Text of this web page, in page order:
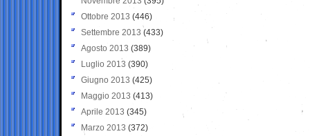
Ottobre 2013 (446)
Settembre 2013 (433)
Agosto 2013 (389)
Luglio 2013 (390)
Giugno 2013 (425)
Maggio 2013 (413)
Aprile 2013 (345)
Marzo 2013 (372)